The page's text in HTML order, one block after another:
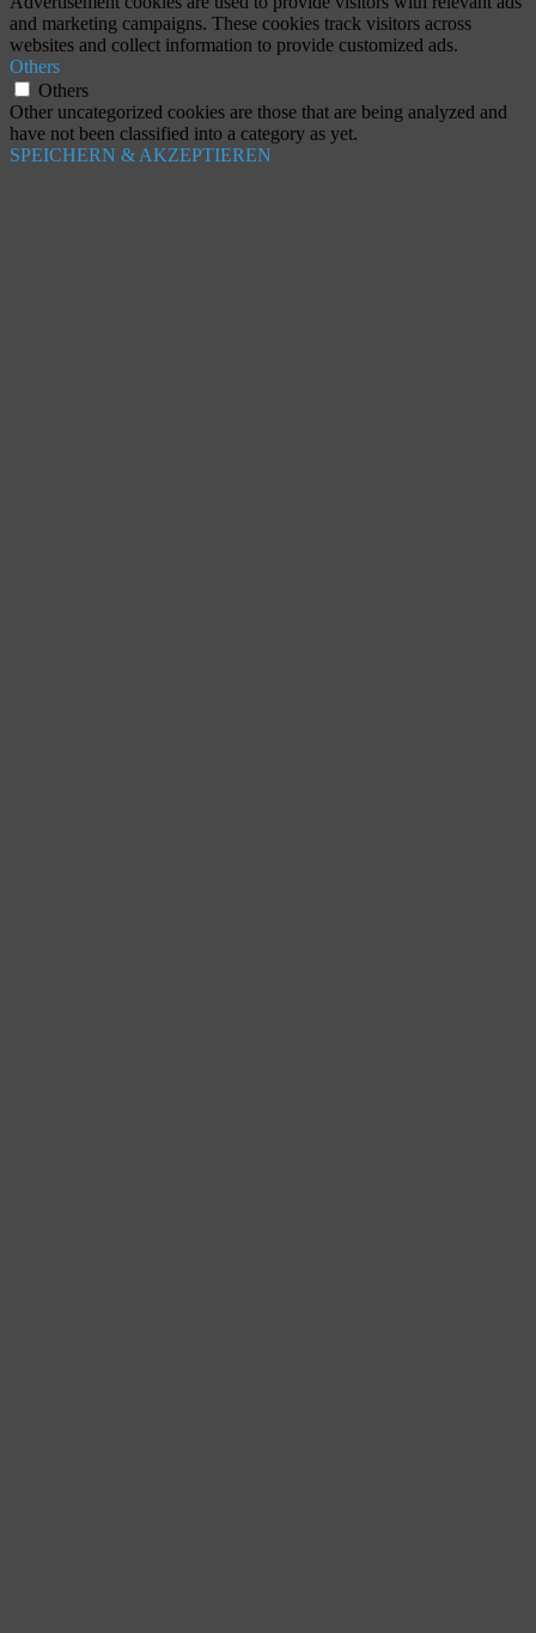
and marketing campaigns. These cookies track visitors across
websites and collect information to provide customized ads.
Others
Others
Other uncategorized cookies are those that are being analyzed and
have not been classified into a category as yet.
SPEICHERN & AKZEPTIEREN